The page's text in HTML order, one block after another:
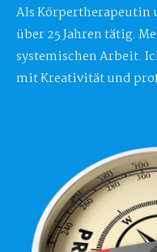
Als
über 25 Jahren tätig.
systemischen Arbeit.
mit Kreativität und